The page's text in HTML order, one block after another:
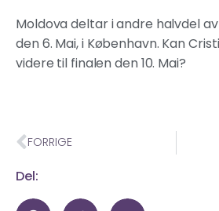
Moldova deltar i andre halvdel
den 6. Mai, i København. Kan
videre til finalen den 10. Mai?
FORRIGE
Del: